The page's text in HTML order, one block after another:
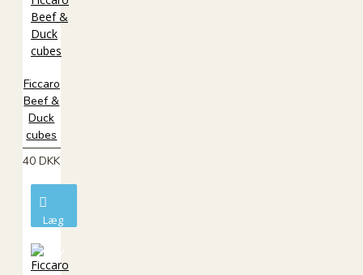
Ficcaro
Beef &
Duck
cubes
40 DKK
Læg
kurv